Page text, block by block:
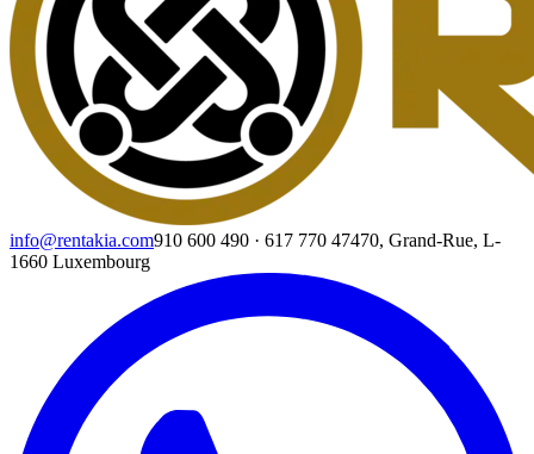
info@rentakia.com910 600 490 · 617 770 47470, Grand-Rue, L-
1660 Luxembourg